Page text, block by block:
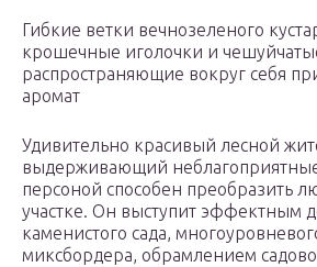
Гибкие ветки вечнозеленого
крошечные иголочки и
распространяющие вокруг себя
аромат
Удивительно красивый лесной
выдерживающий
персоной способен преобразить
участке. Он выступит эффектным
каменистого сада,
миксбордера, обрамлением